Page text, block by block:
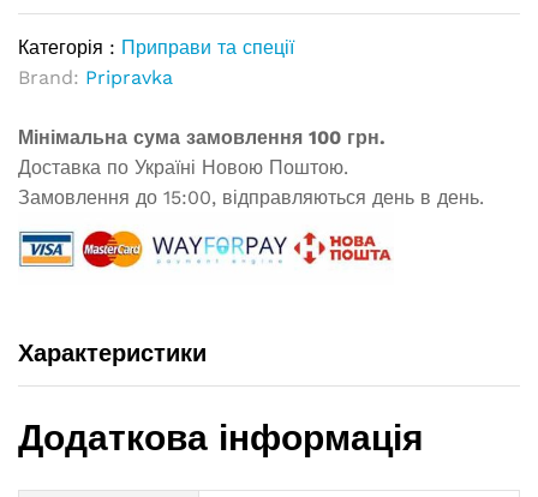
Категорія : Приправи та спеції
Brand: Pripravka
Мінімальна сума замовлення 100 грн.
Доставка по Україні Новою Поштою.
Замовлення до 15:00, відправляються день в день.
Характеристики
Додаткова інформація